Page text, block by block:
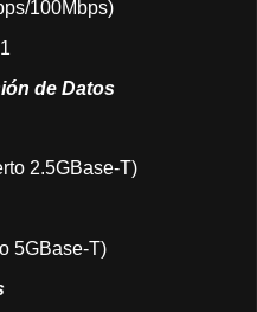
100Mbps)
de Datos
2.5GBase-T)
5GBase-T)